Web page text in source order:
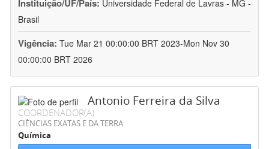
Instituição/UF/País: Universidade Federal de Lavras - MG -
Brasil
Vigência: Tue Mar 21 00:00:00 BRT 2023-Mon Nov 30
00:00:00 BRT 2026
Antonio Ferreira da Silva
COORDENADOR(A)
CIÊNCIAS EXATAS E DA TERRA
Química